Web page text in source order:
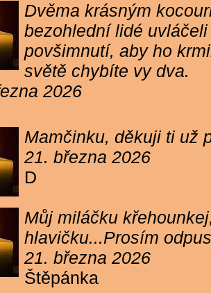
Dvěma krásným
bezohlední lidé
povšimnutí, aby ho
světě chybíte vy dva.
2026
Mamčinku, děkuji ti už
21. března 2026
D
Můj miláčku
hlavičku...Prosím
21. března 2026
Štěpánka